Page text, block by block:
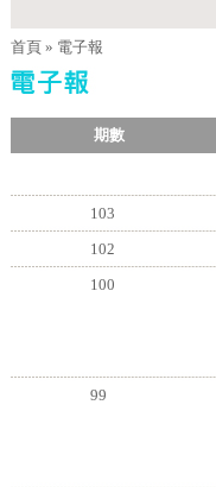
首頁» 電子報
期數
103
102
100
99